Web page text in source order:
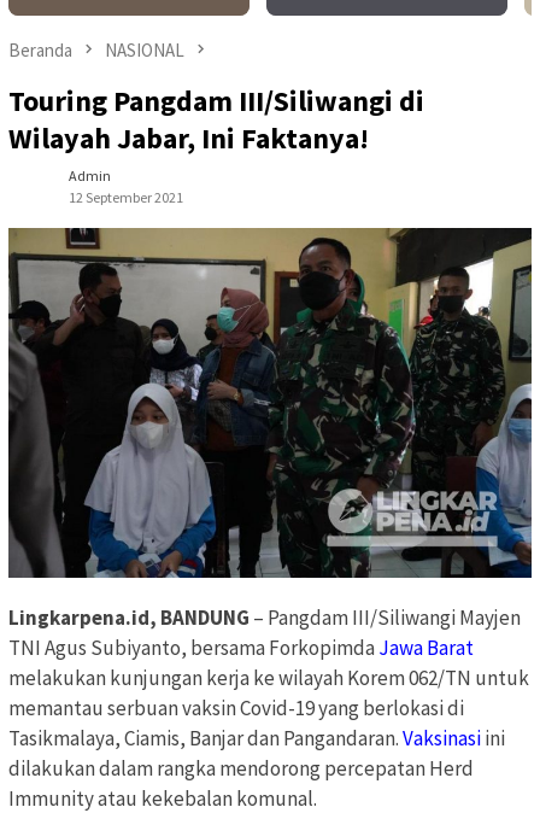
Beranda NASIONAL
Touring Pangdam III/Siliwangi di
Wilayah Jabar, Ini Faktanya!
Admin
12 September 2021
Lingkarpena.id, BANDUNG – Pangdam III/Siliwangi Mayjen
TNI Agus Subiyanto, bersama ForkopimdaJawa Barat
melakukan kunjungan kerja ke wilayah Korem 062/TN untuk
memantau serbuan vaksin Covid-19 yang berlokasi di
Tasikmalaya, Ciamis, Banjar dan Pangandaran.Vaksinasiini
dilakukan dalam rangka mendorong percepatan Herd
Immunity atau kekebalan komunal.